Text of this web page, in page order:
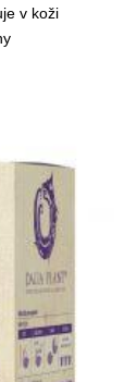
v koži